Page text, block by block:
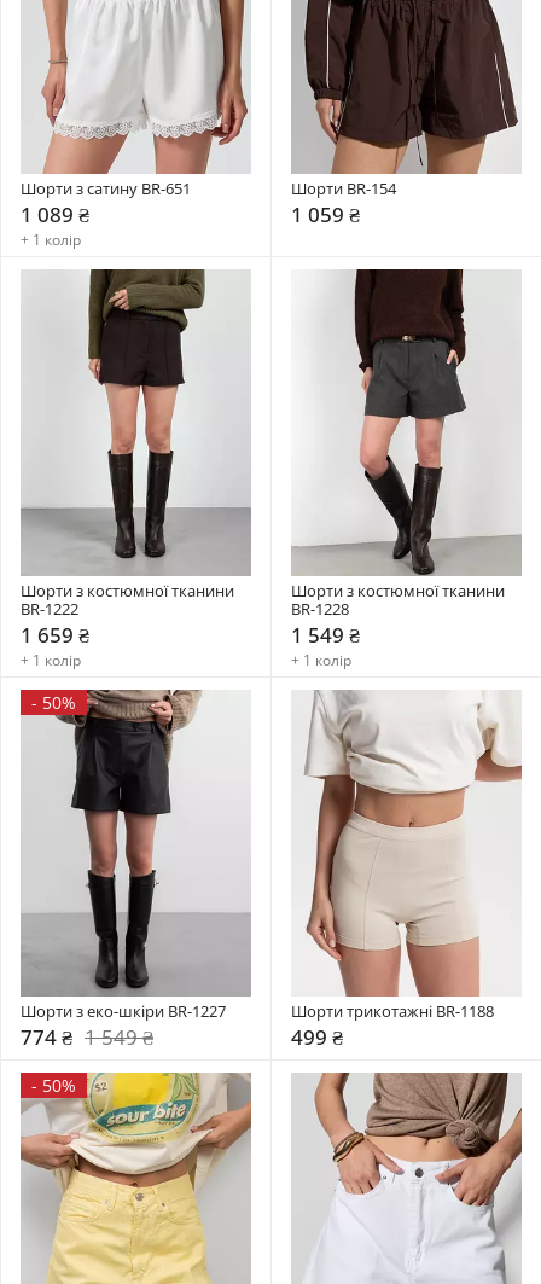
Шорти з сатину BR-651
1 089 ₴
+ 1 колір
Шорти BR-154
1 059 ₴
Шорти з костюмної тканини
BR-1222
1 659 ₴
+ 1 колір
Шорти з костюмної тканини
BR-1228
1 549 ₴
+ 1 колір
- 50%
Шорти з еко-шкіри BR-1227
774 ₴ 1 549 ₴
Шорти трикотажні BR-1188
499 ₴
- 50%